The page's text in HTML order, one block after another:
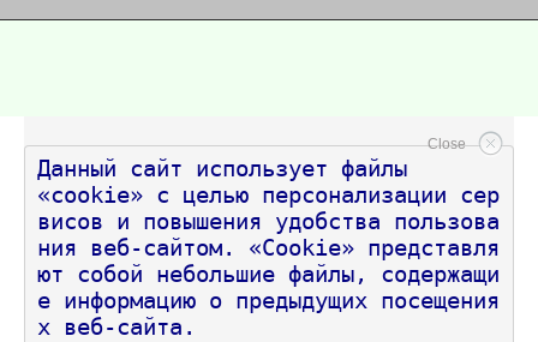
Close
Данный сайт использует файлы
«cookie» с целью персонализации сер
висов и повышения удобства пользова
ния веб-сайтом. «Cookie» представля
ют собой небольшие файлы, содержащи
е информацию о предыдущих посещения
х веб-сайта.